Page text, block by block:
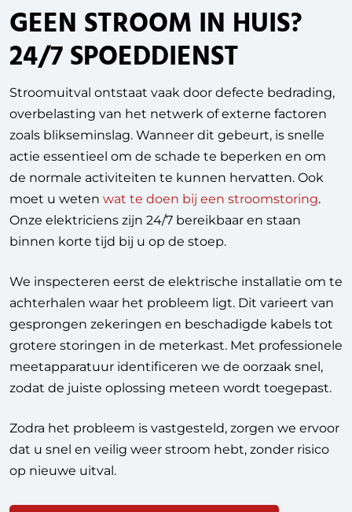
GEEN STROOM IN HUIS?
24/7 SPOEDDIENST
Stroomuitval ontstaat vaak door defecte bedrading,
overbelasting van het netwerk of externe factoren
zoals blikseminslag. Wanneer dit gebeurt, is snelle
actie essentieel om de schade te beperken en om
de normale activiteiten te kunnen hervatten. Ook
moet u weten wat te doen bij een stroomstoring.
Onze elektriciens zijn 24/7 bereikbaar en staan
binnen korte tijd bij u op de stoep.
We inspecteren eerst de elektrische installatie om te
achterhalen waar het probleem ligt. Dit varieert van
gesprongen zekeringen en beschadigde kabels tot
grotere storingen in de meterkast. Met professionele
meetapparatuur identificeren we de oorzaak snel,
zodat de juiste oplossing meteen wordt toegepast.
Zodra het probleem is vastgesteld, zorgen we ervoor
dat u snel en veilig weer stroom hebt, zonder risico
op nieuwe uitval.